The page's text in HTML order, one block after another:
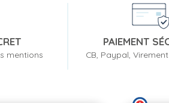
mentions
PAIEMENT
CB, Paypal,